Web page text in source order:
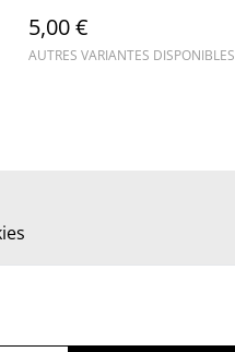
5,00 €
AUTRES VARIANTES DISPONIBLES